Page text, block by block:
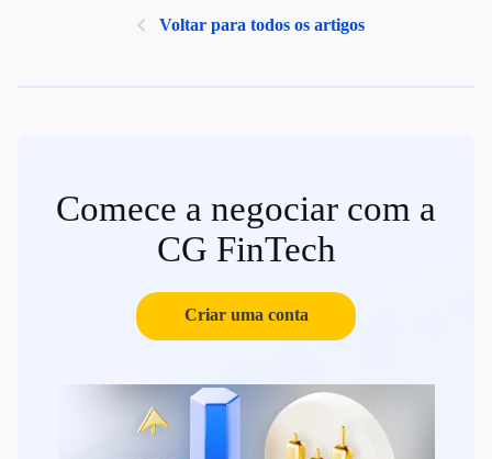
Voltar para todos os artigos
Comece a negociar com a
CG FinTech
Criar uma conta